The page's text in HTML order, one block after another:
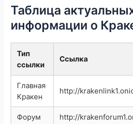
Таблица
информации о
Тип
ссылки
Ссылка
Главная
Кракен
http://
Форум http://